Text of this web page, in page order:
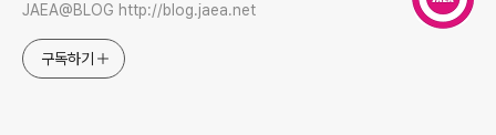
JAEA@BLOG http://blog.jaea.net
구독하기